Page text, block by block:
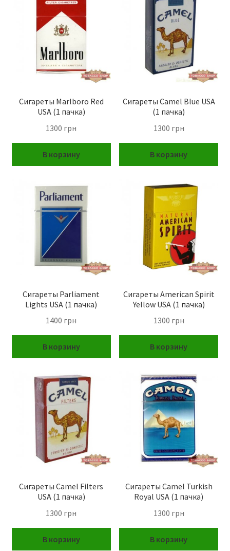
Вопрос-ответ
Сигареты Marlboro Red
USA (1 пачка)
1300 грн
В корзину
Сигареты Camel Blue USA
(1 пачка)
1300 грн
В корзину
Сигареты Parliament
Lights USA (1 пачка)
1400 грн
В корзину
Сигареты American Spirit
Yellow USA (1 пачка)
1300 грн
В корзину
Сигареты Camel Filters
USA (1 пачка)
1300 грн
В корзину
Сигареты Camel Turkish
Royal USA (1 пачка)
1300 грн
В корзину